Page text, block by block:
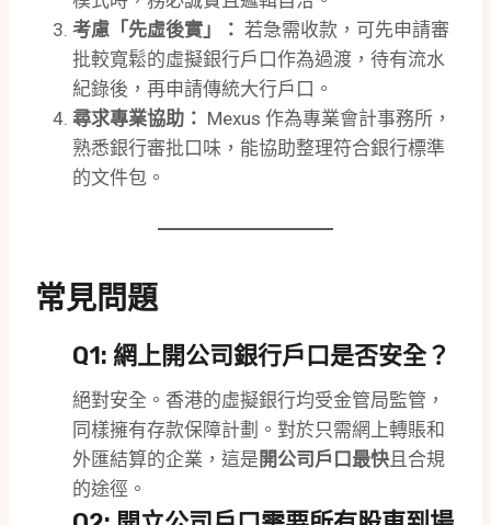
考慮「先虛後實」： 若急需收款，可先申請審
批較寬鬆的虛擬銀行戶口作為過渡，待有流水
紀錄後，再申請傳統大行戶口。
尋求專業協助： Mexus 作為專業會計事務所，
熟悉銀行審批口味，能協助整理符合銀行標準
的文件包。
常見問題
Q1: 網上開公司銀行戶口是否安全？
絕對安全。香港的虛擬銀行均受金管局監管，
同樣擁有存款保障計劃。對於只需網上轉賬和
外匯結算的企業，這是 開公司戶口最快且合規
的途徑。